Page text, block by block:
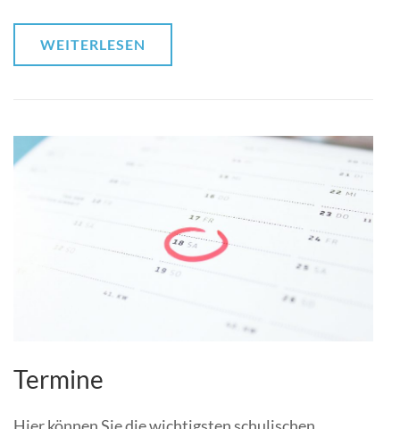
WEITERLESEN
Termine